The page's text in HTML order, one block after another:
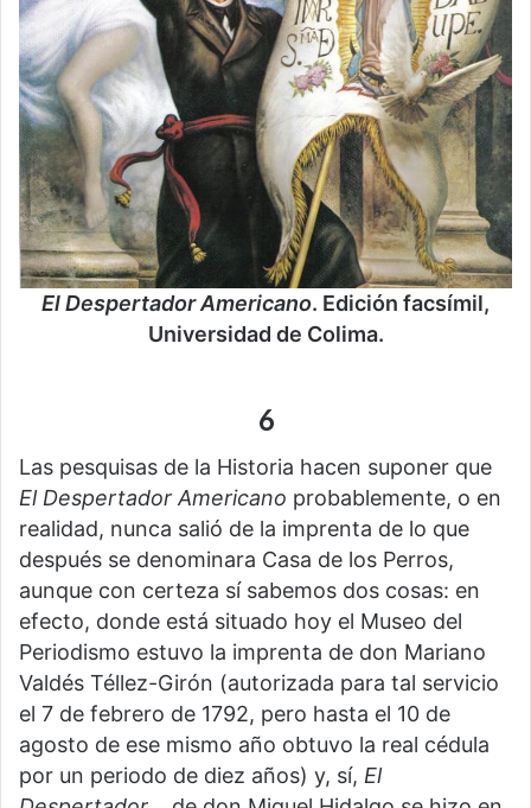
El Despertador Americano. Edición facsímil,
Universidad de Colima.
6
Las pesquisas de la Historia hacen suponer que
El Despertador Americano probablemente, o en
realidad, nunca salió de la imprenta de lo que
después se denominara Casa de los Perros,
aunque con certeza sí sabemos dos cosas: en
efecto, donde está situado hoy el Museo del
Periodismo estuvo la imprenta de don Mariano
Valdés Téllez-Girón (autorizada para tal servicio
el 7 de febrero de 1792, pero hasta el 10 de
agosto de ese mismo año obtuvo la real cédula
por un periodo de diez años) y, sí, El